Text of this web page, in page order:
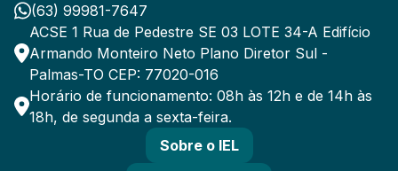
(63) 99981-7647
ACSE 1 Rua de Pedestre SE 03 LOTE 34-A Edifício
Armando Monteiro Neto Plano Diretor Sul -
Palmas-TO CEP: 77020-016
Horário de funcionamento: 08h às 12h e de 14h às
18h, de segunda a sexta-feira.
Sobre o IEL